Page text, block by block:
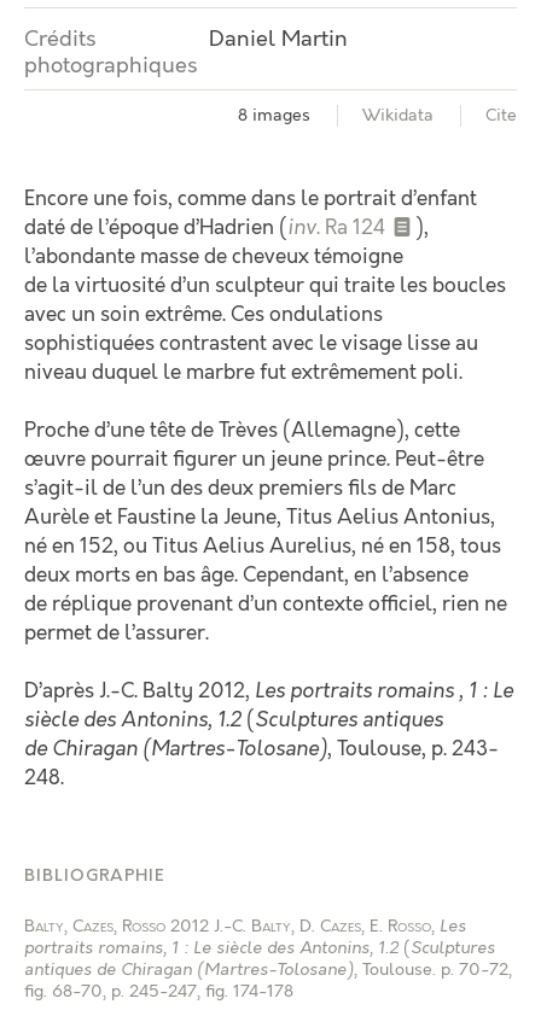
Crédits
photographiques
Daniel Martin
8 images Wikidata Cite
Encore une fois, comme dans le portrait d’enfant
daté de l’époque d’Hadrien ( inv. Ra 124
),
l’abondante masse de cheveux témoigne
de la virtuosité d’un sculpteur qui traite les boucles
avec un soin extrême. Ces ondulations
sophistiquées contrastent avec le visage lisse au
niveau duquel le marbre fut extrêmement poli.
Proche d’une tête de Trèves (Allemagne), cette
œuvre pourrait figurer un jeune prince. Peut-être
s’agit-il de l’un des deux premiers fils de Marc
Aurèle et Faustine la Jeune, Titus Aelius Antonius,
né en 152, ou Titus Aelius Aurelius, né en 158, tous
deux morts en bas âge. Cependant, en l’absence
de réplique provenant d’un contexte officiel, rien ne
permet de l’assurer.
D’après J.-C. Balty 2012, Les portraits romains , 1 : Le
siècle des Antonins, 1.2 ( Sculptures antiques
de Chiragan (Martres-Tolosane), Toulouse, p. 243-
248.
BIBLIOGRAPHIE
Balty, Cazes, Rosso 2012 J.-C. Balty, D. Cazes, E. Rosso, Les
portraits romains, 1 : Le siècle des Antonins, 1.2 (Sculptures
antiques de Chiragan (Martres-Tolosane), Toulouse. p. 70-72,
fig. 68-70, p. 245-247, fig. 174-178